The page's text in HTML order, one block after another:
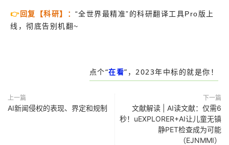
👉回复【科研】 ： “全世界最精准”的科研翻译工具Pro版上
线，彻底告别机翻~
点个“在看”，2023年中标的就是你！
上一篇
AI新闻侵权的表现、界定和规制
下一篇
文献解读 | AI读文献：仅需6
秒！uEXPLORER+AI让儿童无镇
静PET检查成为可能
（EJNMMI）